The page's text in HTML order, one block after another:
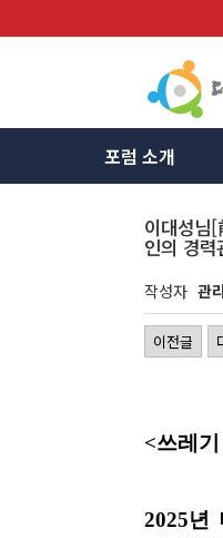
포럼 소개
이대성님
인의 경력
작성자 관
이전글
<쓰레기
2025년